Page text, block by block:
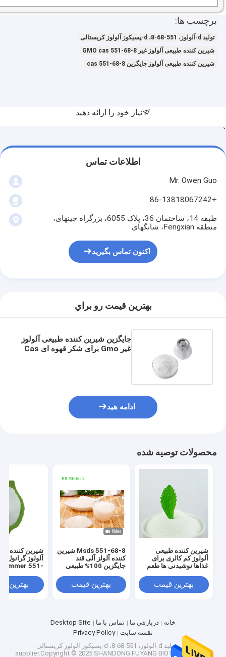
تماس با ما
شیرین کننده اریتریتول پودری
جایگزین شیرین کننده اریتریتول
برچسب ها:
تولید d-آلولوز، 551-68-8، d-پسیکوز آلولوز کریستالی
شیرین کننده طبیعی آلولوز غیر GMO cas 551-68-8
شیرین کننده طبیعی آلولوز جایگزین cas 551-68-8
نیاز خود را ارائه دهید
`
اطلاعات تماس
Mr. Owen Guo
+86-13818067242
طبقه 14، ساختمان 36، پلاک 6055، بزرگراه جینهای،
منطقه Fengxian، شانگهای
اکنون تماس بگیرید
بهترين قيمت رو براي
جایگزین شیرین کننده طبیعی آلولوز
غیر Gmo برای شکر قهوه ای Cas
ادامه هید
محصولات توصیه شده
شیرین کننده طبیعی
آلولوز کم کالری برای
غذاها نوشیدنی ها طعم
بهترین قیمت
551-68-8 Msds شیرین
کننده آلولز آلی قند
جایگزین 100% طبیعی
بهترین قیمت
شیرین کننده
آلولوز گرانول
551-
بهترین
خانه دربارهی ما تماس با ما
Desktop Site
نقشه سایت
Privacy Policy
چین تولید d-آلولوز، 551-68-8، d-پسیکوز آلولوز کریستالی
supplier.Copyright © 2025 SHANDONG FUYANG BIOTECHNOLOGY